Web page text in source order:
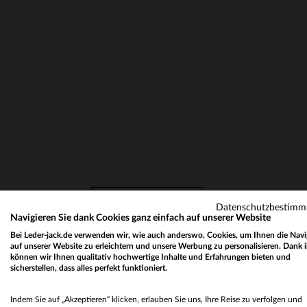
LEDERJACKEN, PARKAS
FINDEN SIE IHRE
Navigieren Sie dank Cookies ganz einfach auf unserer Website
Bei Leder-jack.de verwenden wir, wie auch anderswo, Cookies, um Ihnen die
auf unserer Website zu erleichtern und unsere Werbung zu personalisieren. Dank
können wir Ihnen qualitativ hochwertige Inhalte und Erfahrungen bieten und
sicherstellen, dass alles perfekt funktioniert.
Indem Sie auf „Akzeptieren“ klicken, erlauben Sie uns, Ihre Reise zu verfolgen und